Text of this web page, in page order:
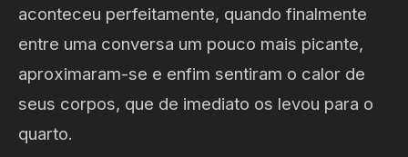
aconteceu perfeitamente, quando finalmente
entre uma conversa um pouco mais picante,
aproximaram-se e enfim sentiram o calor de
seus corpos, que de imediato os levou para o
quarto.